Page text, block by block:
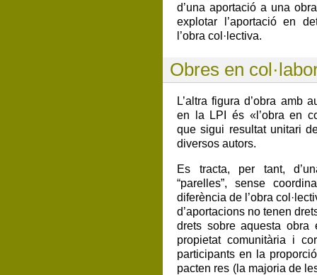
d’una aportació a una
explotar l’aportació en
l’obra col·lectiva.
Obres en
L’altra figura d’obra amb
en la LPI és «l’obra en
que sigui resultat unitari
diversos autors.
Es tracta, per tant,
“parelles”, sense
diferència de l’obra
d’aportacions no tenen
drets sobre aquesta obra
propietat comunitària i
participants en la
pacten res (la majoria de